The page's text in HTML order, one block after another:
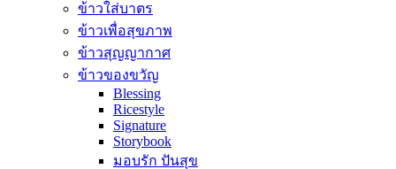
ข้าวใส่บาตร
ข้าวเพื่อสุขภาพ
ข้าวสุญญากาศ
ข้าวของขวัญ
Blessing
Ricestyle
Signature
Storybook
มอบรัก ปันสุข